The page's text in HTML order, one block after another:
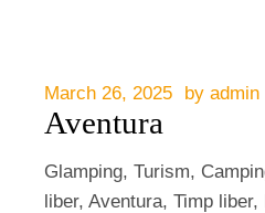
March 26, 2025 by admin
Aventura
Glamping, Turism,
liber, Aventura, Timp